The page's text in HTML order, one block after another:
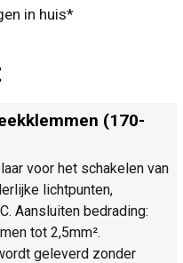
in huis*
(170-
voor het schakelen van
lichtpunten,
Aansluiten bedrading:
tot 2,5mm².
geleverd zonder